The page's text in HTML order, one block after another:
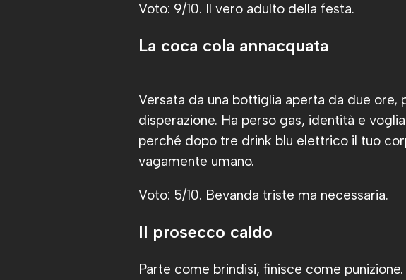
Voto: 9/10. Il vero adulto della festa.
La coca cola annacquata
Versata da una bottiglia aperta da due ore,
disperazione. Ha perso gas, identità e
perché dopo tre drink blu elettrico il tuo
vagamente umano.
Voto: 5/10. Bevanda triste ma necessaria.
Il prosecco caldo
Parte come brindisi, finisce come